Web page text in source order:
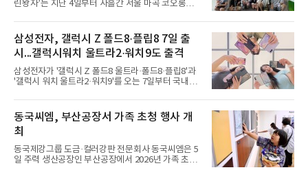
린왕자’는 지난 4일부터 사흘간 서울 마곡 코오롱원
했다고 6일 밝혔다.‘에코 롱롱 Plus 캠프’는 코오롱의
대표적인 사회공헌 활동 가운데 하나로 초등학생들이
환경위기에 처한 도시 문제를 직접 해결하며 배우는
친환경 에너지 체험 프로그램이라고 설명했다. 이번
캠프에는 전국의 초등학교 6학년 학생 72명이 참여했
다.참가 학생들은 ‘친환경 에너지 원정대’가 되어 지
반침하, 기습홍수, 열섬현상 등 전세계 도시가 직면한
이
삼성전자, 갤럭시 Z 폴드8·플립8 7일 출
시...갤럭시워치 울트라2·워치9도 출격
삼성전자가 '갤럭시 Z 폴드8 울트라·폴드8·플립8'과
'갤럭시 워치 울트라2·워치9'를 오는 7일부터 국내에
달 28일부터 이달 3일까지 7일간 진행된 '갤럭시 Z 폴
드8 울트라·폴드8·플립8' 사전 판매에서는 갤럭시 스
마트폰 역대 최고 기록인 144만대 판매를 달성했다.
사전 구매 고객 10명 중 약 7명이 '갤럭시 Z 폴드8'를
선택했을 만큼 새롭게 선보인 제품 형태(폼팩터)와 디
자인에 대한 관심이 높았다.삼성닷컴에서 사전 구매
에 참여한 고객 중 절반은 10~30대였으며, 이 중 '갤
동국씨엠, 부산공장서 가족 초청 행사 개
최
동국제강그룹 도금·컬러강판 전문회사 동국씨엠은 5
일 주력 생산공장인 부산공장에서 2026년 가족 초청